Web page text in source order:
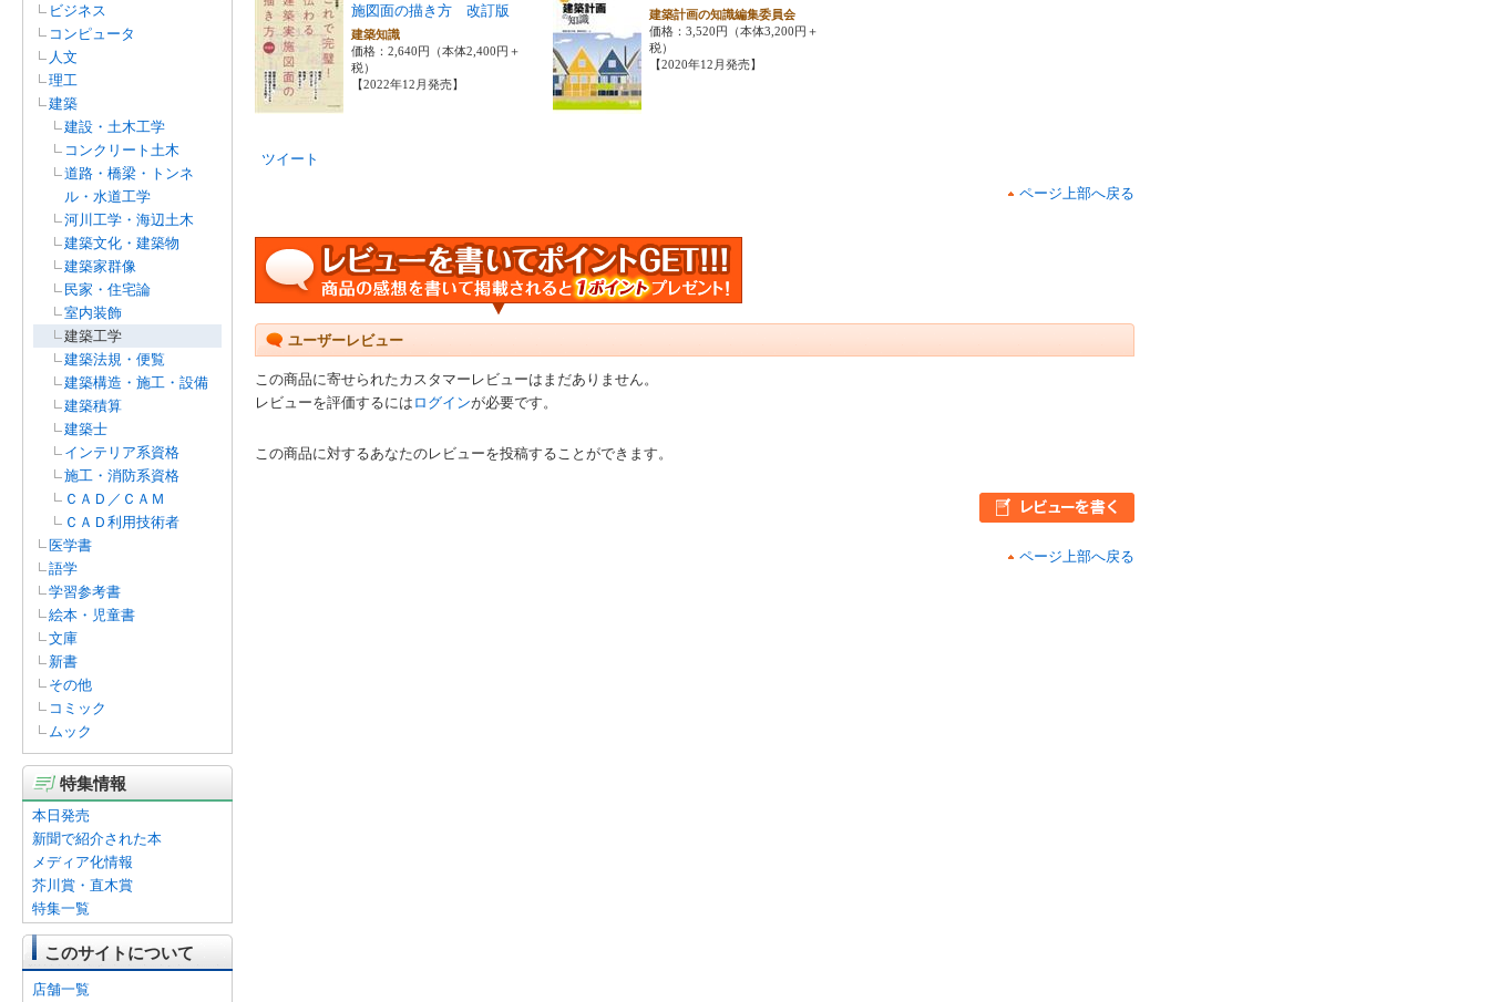
ビジネス
コンピュータ
人文
理工
建築
建設・土木工学
コンクリート土木
道路・橋梁・トンネ
ル・水道工学
河川工学・海辺土木
建築文化・建築物
建築家群像
民家・住宅論
室内装飾
建築工学
建築法規・便覧
建築構造・施工・設備
建築積算
建築士
インテリア系資格
施工・消防系資格
ＣＡＤ／ＣＡＭ
ＣＡＤ利用技術者
医学書
語学
学習参考書
絵本・児童書
文庫
新書
その他
コミック
ムック
特集情報
本日発売
新聞で紹介された本
メディア化情報
芥川賞・直木賞
特集一覧
このサイトについて
店舗一覧
施図面の描き方 改訂版
建築知識
価格：2,640円（本体2,400円＋
税）
【2022年12月発売】
建築計画の知識編集委員会
価格：3,520円（本体3,200円＋
税）
【2020年12月発売】
ツイート
ページ上部へ戻る
ユーザーレビュー
この商品に寄せられたカスタマーレビューはまだありません。
レビューを評価するには ログインが必要です。
この商品に対するあなたのレビューを投稿することができます。
ページ上部へ戻る